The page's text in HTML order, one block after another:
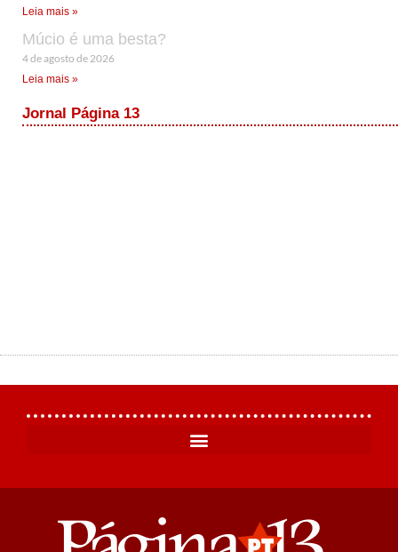
Leia mais »
Múcio é uma besta?
4 de agosto de 2026
Leia mais »
Jornal Página 13